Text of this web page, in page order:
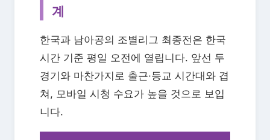
계
한국과 남아공의 조별리그 최종전은 한국
시간 기준 평일 오전에 열립니다. 앞선 두
경기와 마찬가지로 출근·등교 시간대와 겹
쳐, 모바일 시청 수요가 높을 것으로 보입
니다.